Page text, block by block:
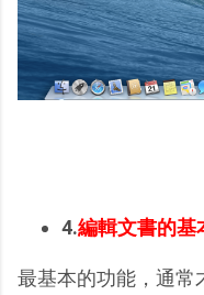
4.編輯文書的基
最基本的功能，通常